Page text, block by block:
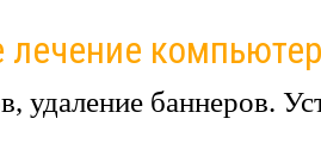
лечение
удаление баннеров.